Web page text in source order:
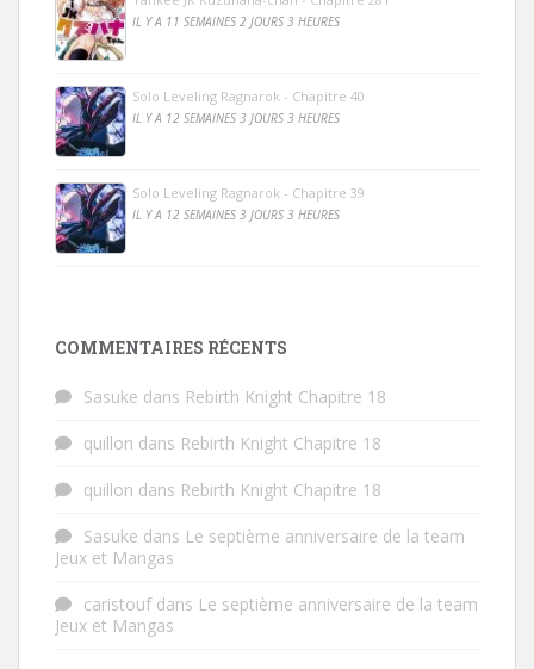
IL Y A 11 SEMAINES 2 JOURS 3 HEURES
Solo Leveling Ragnarok - Chapitre 40
IL Y A 12 SEMAINES 3 JOURS 3 HEURES
Solo Leveling Ragnarok - Chapitre 39
IL Y A 12 SEMAINES 3 JOURS 3 HEURES
COMMENTAIRES RÉCENTS
Sasuke dans Rebirth Knight Chapitre 18
quillon dans Rebirth Knight Chapitre 18
quillon dans Rebirth Knight Chapitre 18
Sasuke dans Le septième anniversaire de la team
Jeux et Mangas
caristoufdans Le septième anniversaire de la team
Jeux et Mangas